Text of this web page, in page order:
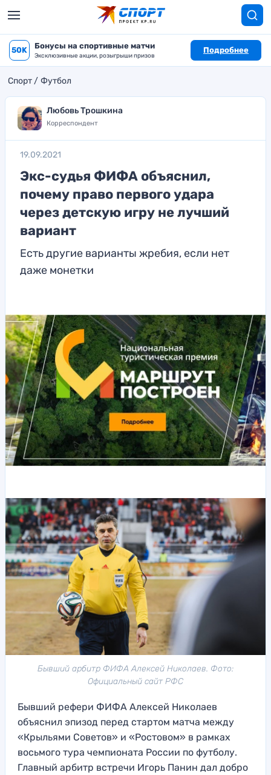
50K Бонусы на спортивные матчи
Эксклюзивные акции, розыгрыши призов
Подробнее
Спорт Футбол
Любовь Трошкина
Корреспондент
19.09.2021
Экс-судья ФИФА объяснил,
почему право первого удара
через детскую игру не лучший
вариант
Есть другие варианты жребия, если нет
даже монетки
Бывший арбитр ФИФА Алексей Николаев. Фото:
Официальный сайт РФС
Бывший рефери ФИФА Алексей Николаев
объяснил эпизод перед стартом матча между
«Крыльями Советов» и «Ростовом» в рамках
восьмого тура чемпионата России по футболу.
Главный арбитр встречи Игорь Панин дал добро